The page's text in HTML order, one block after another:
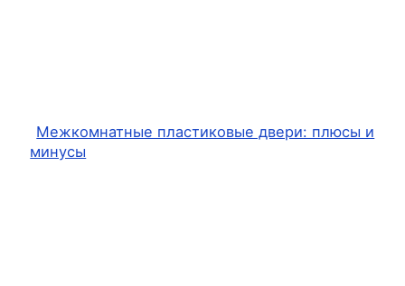
Межкомнатные пластиковые двери: плюсы и
минусы